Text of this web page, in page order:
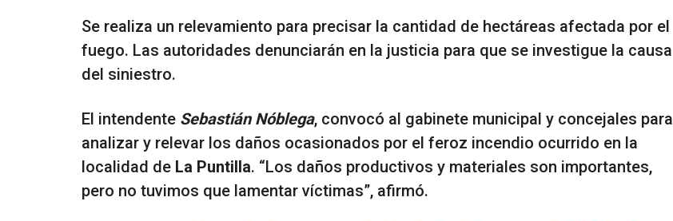
Se realiza un relevamiento para precisar la cantidad de hectáreas afectada por el
fuego. Las autoridades denunciarán en la justicia para que se investigue la causa
del siniestro.
El intendente Sebastián Nóblega, convocó al gabinete municipal y concejales para
analizar y relevar los daños ocasionados por el feroz incendio ocurrido en la
localidad de La Puntilla. “Los daños productivos y materiales son importantes,
pero no tuvimos que lamentar víctimas”, afirmó.